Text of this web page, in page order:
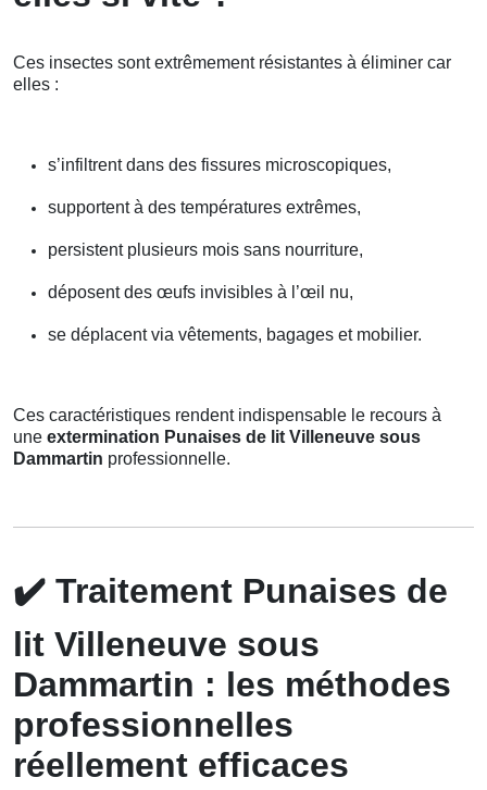
Ces insectes sont extrêmement résistantes à éliminer car
elles :
s’infiltrent dans des fissures microscopiques,
supportent à des températures extrêmes,
persistent plusieurs mois sans nourriture,
déposent des œufs invisibles à l’œil nu,
se déplacent via vêtements, bagages et mobilier.
Ces caractéristiques rendent indispensable le recours à
une extermination Punaises de lit Villeneuve sous
Dammartin professionnelle.
✔️ Traitement Punaises de
lit Villeneuve sous
Dammartin : les méthodes
professionnelles
réellement efficaces